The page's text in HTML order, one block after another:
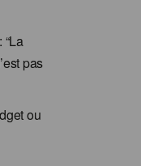
pas
ou